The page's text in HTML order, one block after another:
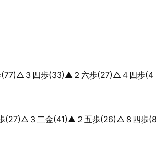
３四歩(33)▲２六歩(27)△４四歩(4
(27)△３二金(41)▲２五歩(26)△８四歩(8